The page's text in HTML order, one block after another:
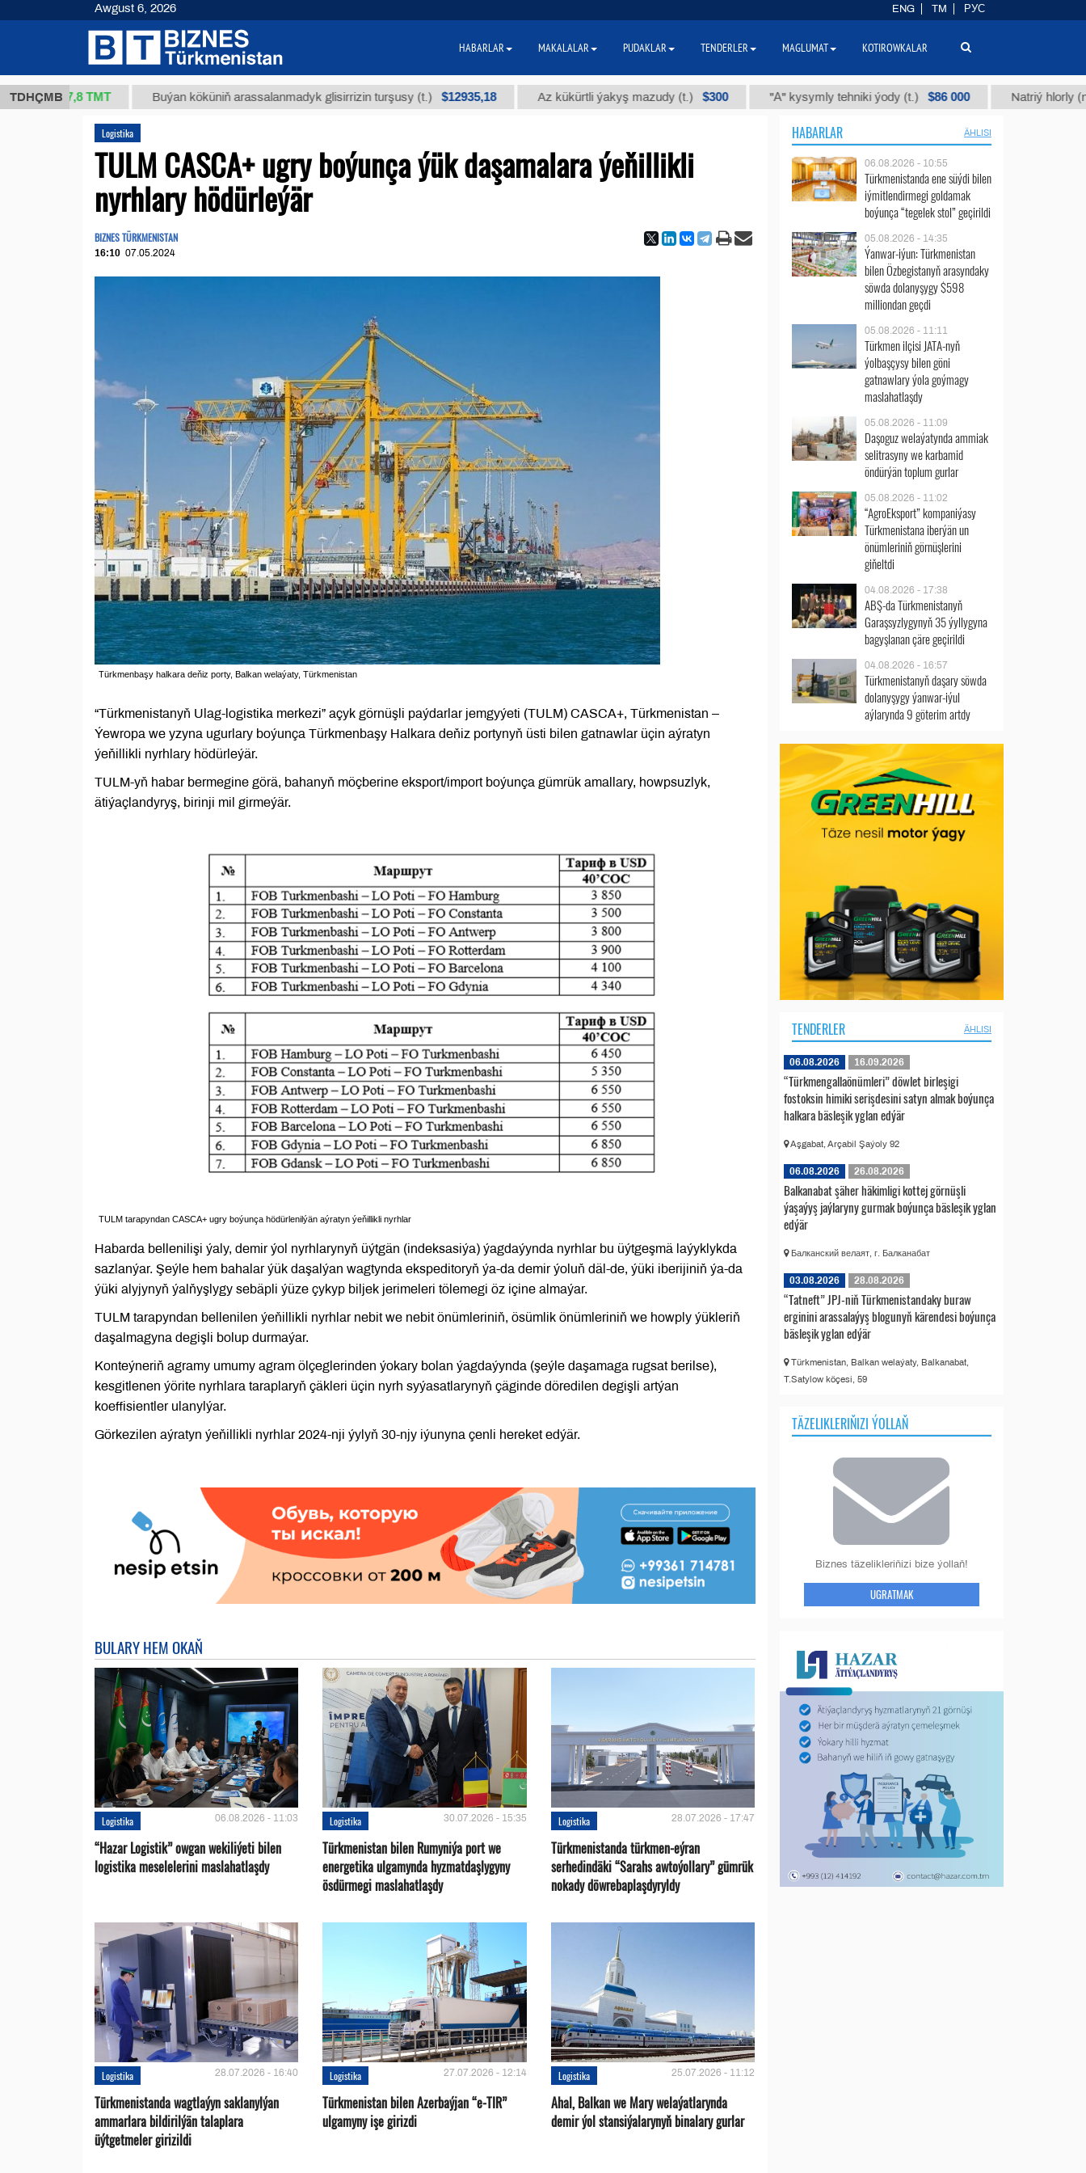
TDHÇMB
37,8 ТМТ Buýan köküniň arassalanmadyk glisirrizin turşusy (t.) $12935,18 Az kükürtli ýakyş mazudy (t.) $300 "А" kysymly tehniki ýody (t.) $86 000 Natriý hlorly (nahar
Logistika
TULM CASCA+ ugry boýunça ýük daşamalara ýeňillikli
nyrhlary hödürleýär
BIZNES TÜRKMENISTAN
16:10 07.05.2024
Türkmenbaşy halkara deňiz porty, Balkan welaýaty, Türkmenistan
“Türkmenistanyň Ulag-logistika merkezi” açyk görnüşli paýdarlar jemgyýeti (TULM) CASCA+, Türkmenistan –
Ýewropa we yzyna ugurlary boýunça Türkmenbaşy Halkara deňiz portynyň üsti bilen gatnawlar üçin aýratyn
ýeňillikli nyrhlary hödürleýär.
TULM-yň habar bermegine görä, bahanyň möçberine eksport/import boýunça gümrük amallary, howpsuzlyk,
ätiýaçlandyryş, birinji mil girmeýär.
TULM tarapyndan CASCA+ ugry boýunça hödürlenilýän aýratyn ýeňillikli nyrhlar
Habarda bellenilişi ýaly, demir ýol nyrhlarynyň üýtgän (indeksasiýa) ýagdaýynda nyrhlar bu üýtgeşmä laýyklykda
sazlanýar. Şeýle hem bahalar ýük daşalýan wagtynda ekspeditoryň ýa-da demir ýoluň däl-de, ýüki iberijiniň ýa-da
ýüki alyjynyň ýalňyşlygy sebäpli ýüze çykyp biljek jerimeleri tölemegi öz içine almaýar.
TULM tarapyndan bellenilen ýeňillikli nyrhlar nebit we nebit önümleriniň, ösümlik önümleriniň we howply ýükleriň
daşalmagyna degişli bolup durmaýar.
Konteýneriň agramy umumy agram ölçeglerinden ýokary bolan ýagdaýynda (şeýle daşamaga rugsat berilse),
kesgitlenen ýörite nyrhlara taraplaryň çäkleri üçin nyrh syýasatlarynyň çäginde döredilen degişli artýan
koeffisientler ulanylýar.
Görkezilen aýratyn ýeňillikli nyrhlar 2024-nji ýylyň 30-njy iýunyna çenli hereket edýär.
BULARY HEM OKAŇ
Logistika 06.08.2026 - 11:03
“Hazar Logistik” owgan wekiliýeti bilen
logistika meselelerini maslahatlaşdy
Logistika 30.07.2026 - 15:35
Türkmenistan bilen Rumyniýa port we
energetika ulgamynda hyzmatdaşlygyny
ösdürmegi maslahatlaşdy
Logistika 28.07.2026 - 17:47
Türkmenistanda türkmen-eýran
serhedindäki “Sarahs awtoýollary” gümrük
nokady döwrebaplaşdyryldy
Logistika 28.07.2026 - 16:40
Türkmenistanda wagtlaýyn saklanylýan
ammarlara bildirilýän talaplara
üýtgetmeler girizildi
Logistika 27.07.2026 - 12:14
Türkmenistan bilen Azerbaýjan “e-TIR”
ulgamyny işe girizdi
Logistika 25.07.2026 - 11:12
Ahal, Balkan we Mary welaýatlarynda
demir ýol stansiýalarynyň binalary gurlar
HABARLAR ÄHLISI
06.08.2026 - 10:55
Türkmenistanda ene süýdi bilen
iýmitlendirmegi goldamak
boýunça “tegelek stol” geçirildi
05.08.2026 - 14:35
Ýanwar-iýun: Türkmenistan
bilen Özbegistanyň arasyndaky
söwda dolanyşygy $598
milliondan geçdi
05.08.2026 - 11:11
Türkmen ilçisi JATA-nyň
ýolbaşçysy bilen göni
gatnawlary ýola goýmagy
maslahatlaşdy
05.08.2026 - 11:09
Daşoguz welaýatynda ammiak
selitrasyny we karbamid
öndürýän toplum gurlar
05.08.2026 - 11:02
“AgroEksport” kompaniýasy
Türkmenistana iberýän un
önümleriniň görnüşlerini
giňeltdi
04.08.2026 - 17:38
ABŞ-da Türkmenistanyň
Garaşsyzlygynyň 35 ýyllygyna
bagyşlanan çäre geçirildi
04.08.2026 - 16:57
Türkmenistanyň daşary söwda
dolanyşygy ýanwar-iýul
aýlarynda 9 göterim artdy
TENDERLER ÄHLISI
06.08.2026 16.09.2026
“Türkmengallaönümleri” döwlet birleşigi
fostoksin himiki serişdesini satyn almak boýunça
halkara bäsleşik yglan edýär
Aşgabat, Arçabil Şaýoly 92
06.08.2026 26.08.2026
Balkanabat şäher häkimligi kottej görnüşli
ýaşaýyş jaýlaryny gurmak boýunça bäsleşik yglan
edýär
Балканский велаят, г. Балканабат
03.08.2026 28.08.2026
“Tatneft” JPJ-niň Türkmenistandaky buraw
erginini arassalaýyş blogunyň kärendesi boýunça
bäsleşik yglan edýär
Türkmenistan, Balkan welaýaty, Balkanabat,
T.Satylow köçesi, 59
TÄZELIKLERIŇIZI ÝOLLAŇ
Biznes täzelikleriňizi bize ýollaň!
UGRATMAK
Awgust 6, 2026 ENG TM РУС
HABARLAR MAKALALAR PUDAKLAR TENDERLER MAGLUMAT KOTIROWKALAR